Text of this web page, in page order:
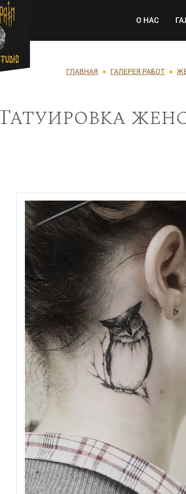
содержанию
О НАС
навигации
ГЛАВНАЯ ГАЛЕРЕЯ РАБОТ